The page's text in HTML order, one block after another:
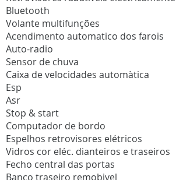
Bluetooth
Volante multifunções
Acendimento automatico dos farois
Auto-radio
Sensor de chuva
Caixa de velocidades automàtica
Esp
Asr
Stop & start
Computador de bordo
Espelhos retrovisores elétricos
Vidros cor eléc. dianteiros e traseiros
Fecho central das portas
Banco traseiro remobivel